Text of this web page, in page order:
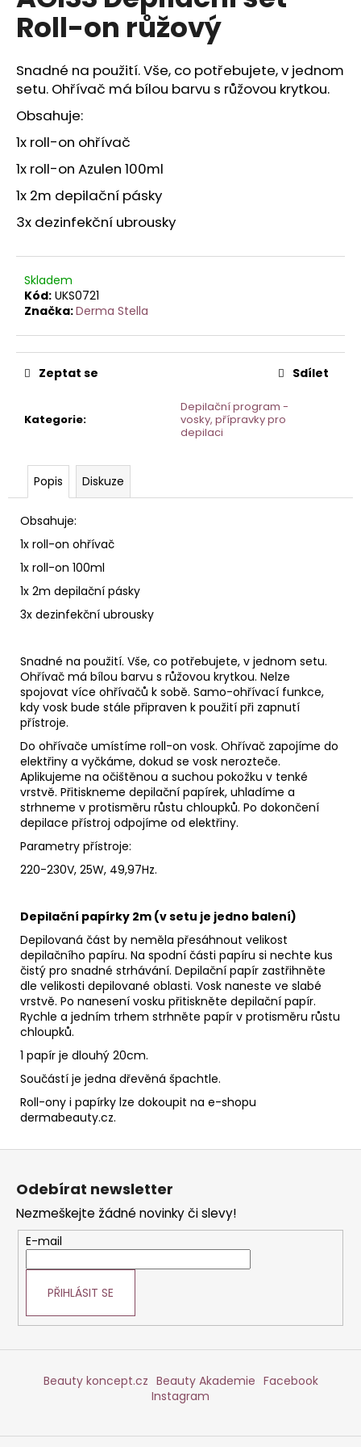
0,0
hvězdiček.
Roll-on růžový
Snadné na použití. Vše, co potřebujete, v jednom
setu. Ohřívač má bílou barvu s růžovou krytkou.
Obsahuje:
1x roll-on ohřívač
1x roll-on Azulen 100ml
1x 2m depilační pásky
3x dezinfekční ubrousky
Skladem
Kód: UKS0721
Značka:Derma Stella
Kategorie:
Depilační program -
vosky, přípravky pro
depilaci
Zeptat se Sdílet
Popis Diskuze
Obsahuje:
1x roll-on ohřívač
1x roll-on 100ml
1x 2m depilační pásky
3x dezinfekční ubrousky
Snadné na použití. Vše, co potřebujete, v jednom setu.
Ohřívač má bílou barvu s růžovou krytkou. Nelze
spojovat více ohřívačů k sobě. Samo-ohřívací funkce,
kdy vosk bude stále připraven k použití při zapnutí
přístroje.
Do ohřívače umístíme roll-on vosk. Ohřívač zapojíme do
elektřiny a vyčkáme, dokud se vosk nerozteče.
Aplikujeme na očištěnou a suchou pokožku v tenké
vrstvě. Přitiskneme depilační papírek, uhladíme a
strhneme v protisměru růstu chloupků. Po dokončení
depilace přístroj odpojíme od elektřiny.
Parametry přístroje:
220-230V, 25W, 49,97Hz.
Depilační papírky 2m (v setu je jedno balení)
Depilovaná část by neměla přesáhnout velikost
depilačního papíru. Na spodní části papíru si nechte kus
čistý pro snadné strhávání. Depilační papír zastřihněte
dle velikosti depilované oblasti. Vosk naneste ve slabé
vrstvě. Po nanesení vosku přitiskněte depilační papír.
Rychle a jedním trhem strhněte papír v protisměru růstu
chloupků.
1 papír je dlouhý 20cm.
Součástí je jedna dřevěná špachtle.
Roll-ony i papírky lze dokoupit na e-shopu
dermabeauty.cz.
a
j
í
t
?
HLEDAT
D
o
p
o
u
č
u
e
STERILNÍ
NÁSTAVCE
PRO
DERMAPERO
A
DERMAQUATRO
36
JEHLIČEK
Z
Odebírat newsletter
Nezmeškejte žádné novinky či slevy!
E-mail
PŘIHLÁSIT SE
Beauty koncept.cz Beauty Akademie Facebook
Instagram